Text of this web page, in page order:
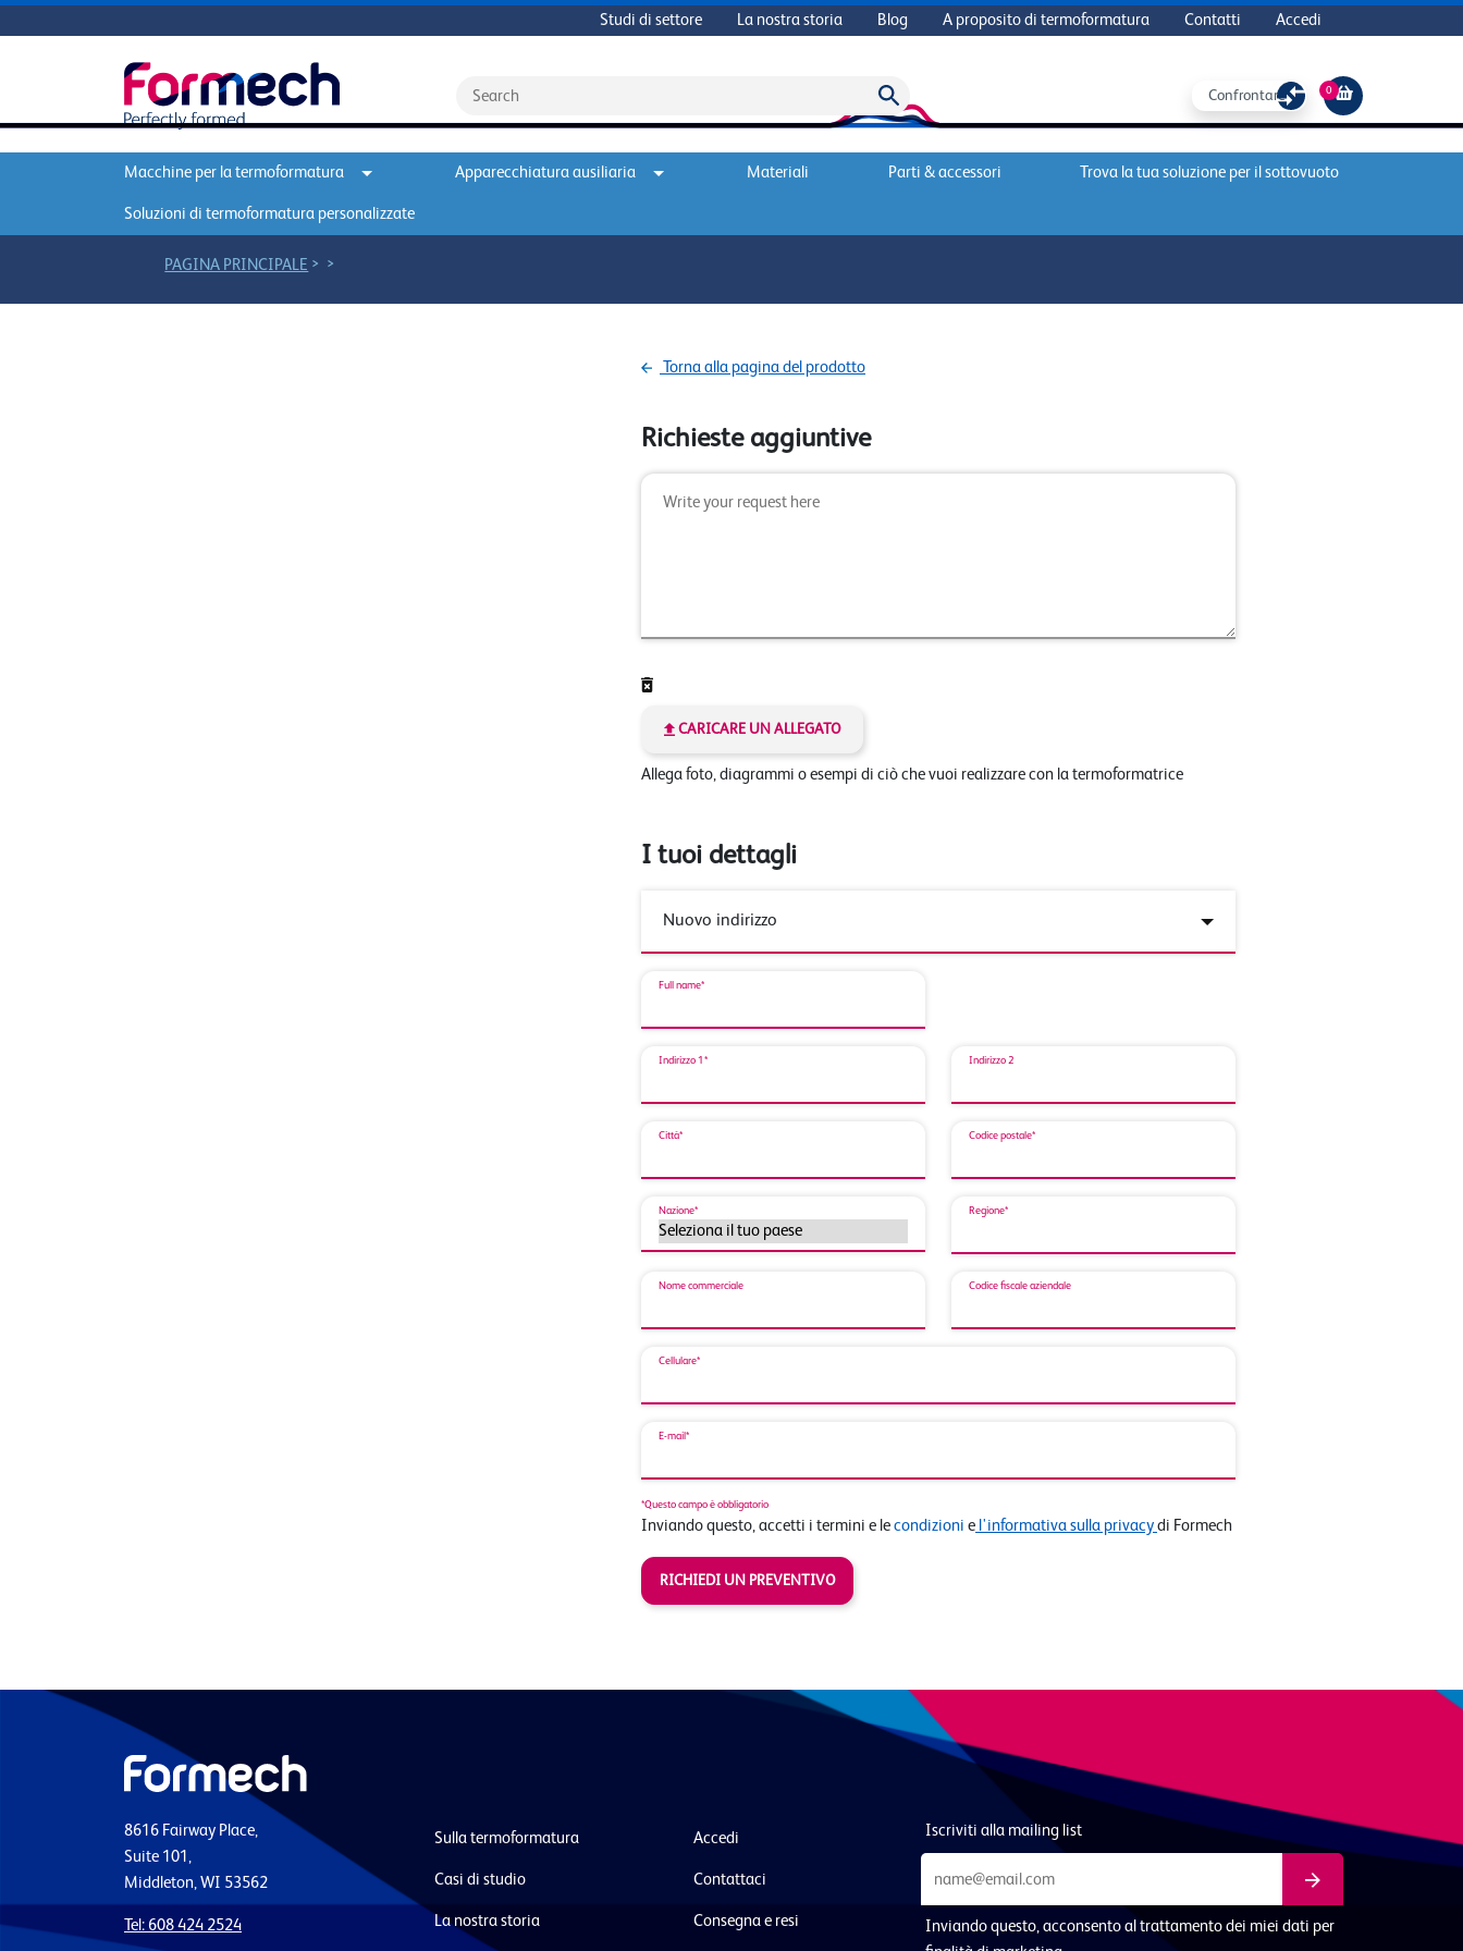
Studi di settore La nostra storia Blog A proposito di termoformatura Contatti Accedi
Confrontare 0
Macchine per la termoformatura Apparecchiatura ausiliaria Materiali Parti & accessori Trova la tua soluzione per il sottovuoto
Soluzioni di termoformatura personalizzate
PAGINA PRINCIPALE > >
Torna alla pagina del prodotto
Richieste aggiuntive
CARICARE UN ALLEGATO
Allega foto, diagrammi o esempi di ciò che vuoi realizzare con la termoformatrice
I tuoi dettagli
Full name*
Indirizzo 1* Indirizzo 2
Città* Codice postale*
Nazione* Regione*
Nome commerciale Codice fiscale aziendale
Cellulare*
E-mail*
*Questo campo è obbligatorio
Inviando questo, accetti i termini e le condizioni e l'informativa sulla privacy di Formech
RICHIEDI UN PREVENTIVO
8616 Fairway Place,
Suite 101,
Middleton, WI 53562
Tel: 608 424 2524
Sulla termoformatura
Casi di studio
La nostra storia
Accedi
Contattaci
Consegna e resi
Iscriviti alla mailing list
Inviando questo, acconsento al trattamento dei miei dati per